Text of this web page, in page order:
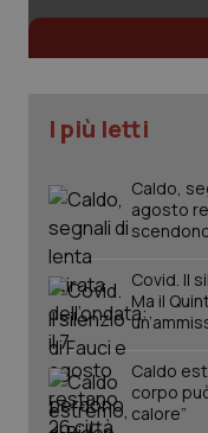
Valle D’Aosta
Oncologia &
Psoriasi &
Quotidiano
Quotidiano
Quotidiano
I più letti
Caldo,
agosto
Covid. Il
Ma il
Caldo
corpo
calore”
Necessari
I cookie
protette del sito.
funzionare